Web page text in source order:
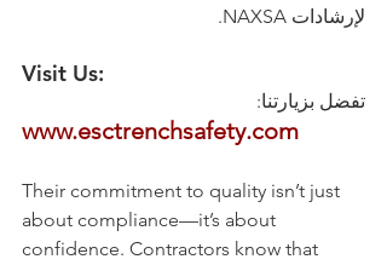
لإرشادات NAXSA.
Visit Us:
تفضل بزيارتنا:
www.esctrenchsafety.com
Their commitment to quality isn’t just
about compliance—it’s about
confidence. Contractors know that